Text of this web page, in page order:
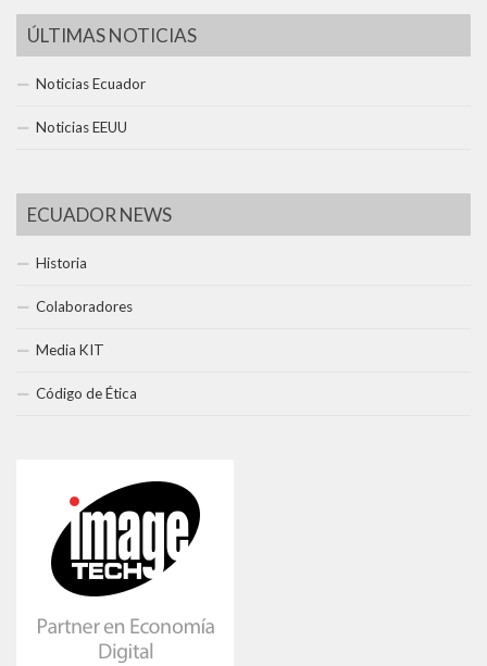
ÚLTIMAS NOTICIAS
Noticias Ecuador
Noticias EEUU
ECUADOR NEWS
Historia
Colaboradores
Media KIT
Código de Ética